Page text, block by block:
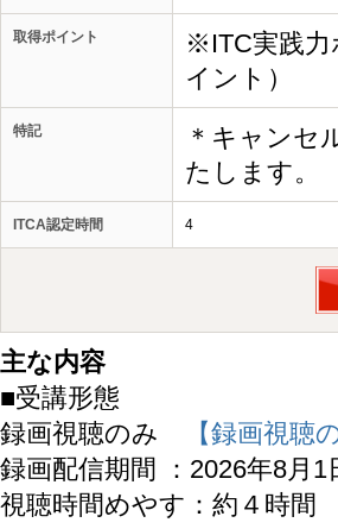
取得ポイント
※ITC実践力
イント）
特記
＊キャンセ
たします。
ITCA認定時間 4
主な内容
■受講形態
録画視聴のみ
【録画視聴
録画配信期間 ：2026年8月1
視聴時間めやす：約４時間